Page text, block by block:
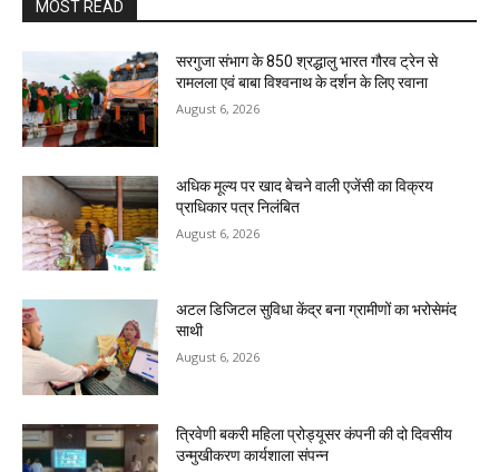
MOST READ
सरगुजा संभाग के 850 श्रद्धालु भारत गौरव ट्रेन से
रामलला एवं बाबा विश्वनाथ के दर्शन के लिए रवाना
August 6, 2026
अधिक मूल्य पर खाद बेचने वाली एजेंसी का विक्रय
प्राधिकार पत्र निलंबित
August 6, 2026
अटल डिजिटल सुविधा केंद्र बना ग्रामीणों का भरोसेमंद
साथी
August 6, 2026
त्रिवेणी बकरी महिला प्रोड्यूसर कंपनी की दो दिवसीय
उन्मुखीकरण कार्यशाला संपन्न